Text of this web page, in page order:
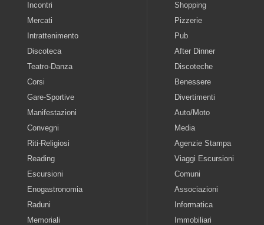
Incontri
Mercati
Intrattenimento
Discoteca
Teatro-Danza
Corsi
Gare-Sportive
Manifestazioni
Convegni
Riti-Religiosi
Reading
Escursioni
Enogastronomia
Raduni
Memoriali
Shopping
Pizzerie
Pub
After Dinner
Discoteche
Benessere
Divertimenti
Auto/Moto
Media
Agenzie Stampa
Viaggi Escursioni
Comuni
Associazioni
Informatica
Immobiliari